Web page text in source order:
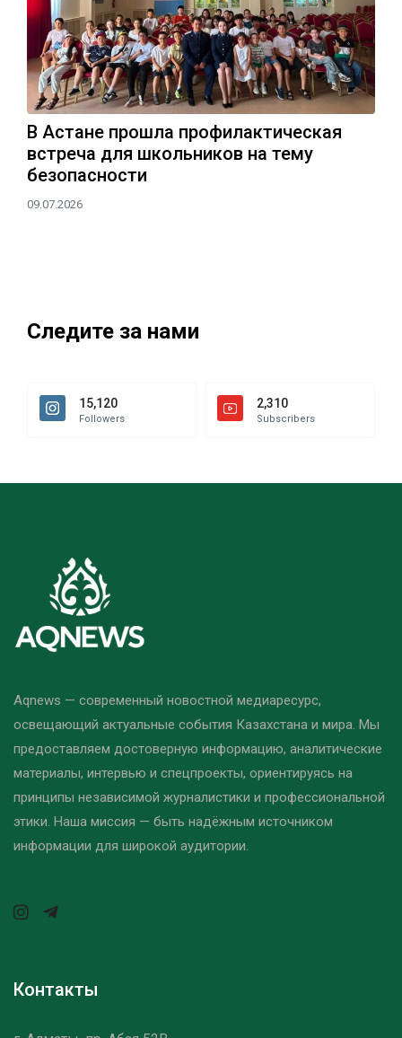
В Астане прошла профилактическая
встреча для школьников на тему
безопасности
09.07.2026
Следите за нами
15,120
Followers
2,310
Subscribers
Aqnews — современный новостной медиаресурс,
освещающий актуальные события Казахстана и мира. Мы
предоставляем достоверную информацию, аналитические
материалы, интервью и спецпроекты, ориентируясь на
принципы независимой журналистики и профессиональной
этики. Наша миссия — быть надёжным источником
информации для широкой аудитории.
Контакты